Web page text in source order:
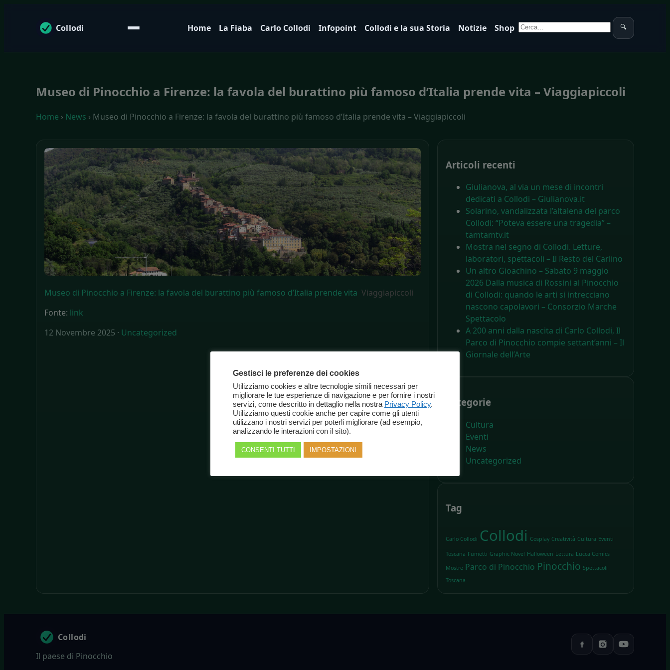
Collodi Home La Fiaba Carlo Collodi Infopoint Collodi e la sua Storia Notizie Shop Cerca: 🔍
Museo di Pinocchio a Firenze: la favola del burattino più famoso d’Italia prende vita – Viaggiapiccoli
Home › News › Museo di Pinocchio a Firenze: la favola del burattino più famoso d’Italia prende vita – Viaggiapiccoli
Museo di Pinocchio a Firenze: la favola del burattino più famoso d’Italia prende vita Viaggiapiccoli
Fonte: link
12 Novembre 2025 · Uncategorized
Articoli recenti
Giulianova, al via un mese di incontri
dedicati a Collodi – Giulianova.it
Solarino, vandalizzata l’altalena del parco
Collodi: “Poteva essere una tragedia” –
tamtamtv.it
Mostra nel segno di Collodi. Letture,
laboratori, spettacoli – Il Resto del Carlino
Un altro Gioachino – Sabato 9 maggio
2026 Dalla musica di Rossini al Pinocchio
di Collodi: quando le arti si intrecciano
nascono capolavori – Consorzio Marche
Spettacolo
A 200 anni dalla nascita di Carlo Collodi, Il
Parco di Pinocchio compie settant’anni – Il
Giornale dell’Arte
Categorie
Cultura
Eventi
News
Uncategorized
Tag
Carlo Collodi Collodi Cosplay Creatività Cultura Eventi
Toscana Fumetti Graphic Novel Halloween Lettura Lucca Comics
Mostre Parco di Pinocchio Pinocchio Spettacoli
Toscana
Collodi
Il paese di Pinocchio
Gestisci le preferenze dei cookies
Utilizziamo cookies e altre tecnologie simili necessari per
migliorare le tue esperienze di navigazione e per fornire i nostri
servizi, come descritto in dettaglio nella nostra Privacy Policy.
Utilizziamo questi cookie anche per capire come gli utenti
utilizzano i nostri servizi per poterli migliorare (ad esempio,
analizzando le interazioni con il sito).
CONSENTI TUTTI IMPOSTAZIONI